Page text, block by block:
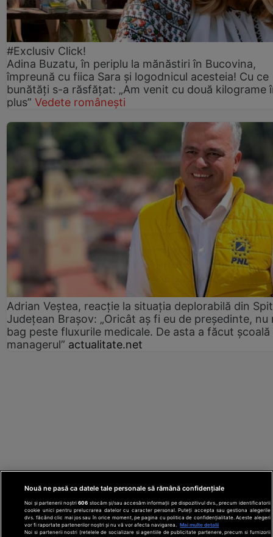
#Exclusiv Click!
Adina Buzatu, în periplu la mănăstiri în Bucovina,
împreună cu fiica Sara și logodnicul acesteia! Cu ce
bunătăți s-a răsfățat: „Am venit cu două kilograme
plus” Vedete românești
Adrian Veștea, reacție la situația deplorabilă din
Județean Brașov: „Oricât aș fi eu de președinte, nu
bag peste fluxurile medicale. De asta a făcut școală
managerul” actualitate.net
Nouă ne pasă ca datele tale personale să rămână confidențiale
Noi și partenerii noștri606 stocăm și/sau accesăm informații pe dispozitivul dvs., precum identificatorii
cookie unici pentru prelucrarea datelor cu caracter personal. Puteți accepta sau gestiona alegerile
dvs. făcând clic mai jos sau în orice moment, pe pagina cu politica de confidențialitate. Aceste alegeri
vor fi raportate partenerilor noștri și nu vă vor afecta navigarea.
Mai multe detalii
Noi si partenerii nostri (retelele de socializare si agentiile de publicitate partenere, precum si furnizorii